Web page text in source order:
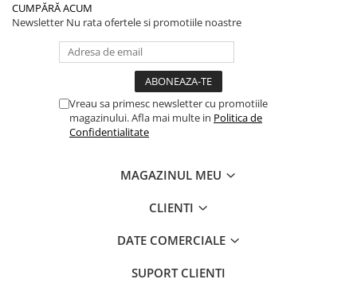
CUMPĂRĂ ACUM
Newsletter Nu rata ofertele si promotiile noastre
Vreau sa primesc newsletter cu promotiile
magazinului. Afla mai multe in Politica de
Confidentialitate
MAGAZINUL MEU
CLIENTI
DATE COMERCIALE
SUPORT CLIENTI